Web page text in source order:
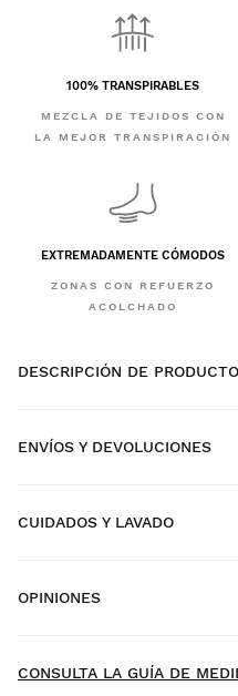
100% TRANSPIRABLES
MEZCLA DE TEJIDOS CON
LA MEJOR TRANSPIRACIÓN
EXTREMADAMENTE CÓMODOS
ZONAS CON REFUERZO
ACOLCHADO
DESCRIPCIÓN DE PRODUCTO
ENVÍOS Y DEVOLUCIONES
Envío a domicilio
CUIDADOS Y LAVADO
OPINIONES
Basado en 1 opinión
CONSULTA LA GUÍA DE